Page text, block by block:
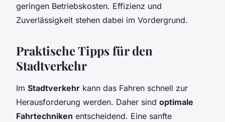
geringen Betriebskosten. Effizienz und
Zuverlässigkeit stehen dabei im Vordergrund.
Praktische Tipps für den
Stadtverkehr
Im Stadtverkehr kann das Fahren schnell zur
Herausforderung werden. Daher sind optimale
Fahrtechniken entscheidend. Eine sanfte